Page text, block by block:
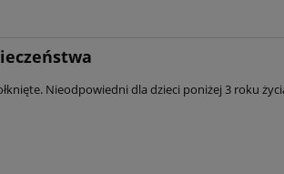
Nieodpowiedni dla dzieci poniżej 3 roku